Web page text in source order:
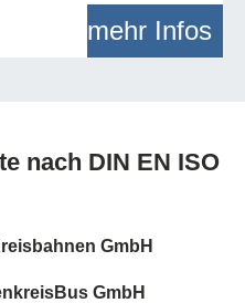
mehr Infos
nach DIN EN ISO
GmbH
GmbH